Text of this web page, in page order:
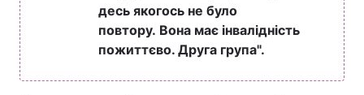
десь якогось не було
повтору. Вона має інвалідність
пожиттєво. Друга група".